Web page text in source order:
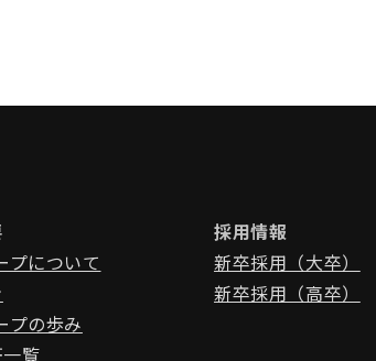
プについて
プの歩み
覧
採用情報
新卒採用（大卒）
新卒採用（高卒）